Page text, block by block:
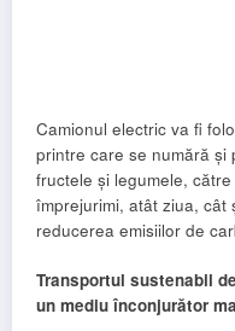
Camionul electric va fi
printre care se numără și
fructele și legumele,
împrejurimi, atât ziua,
reducerea emisiilor de
Transportul sustenabil
un mediu înconjurător